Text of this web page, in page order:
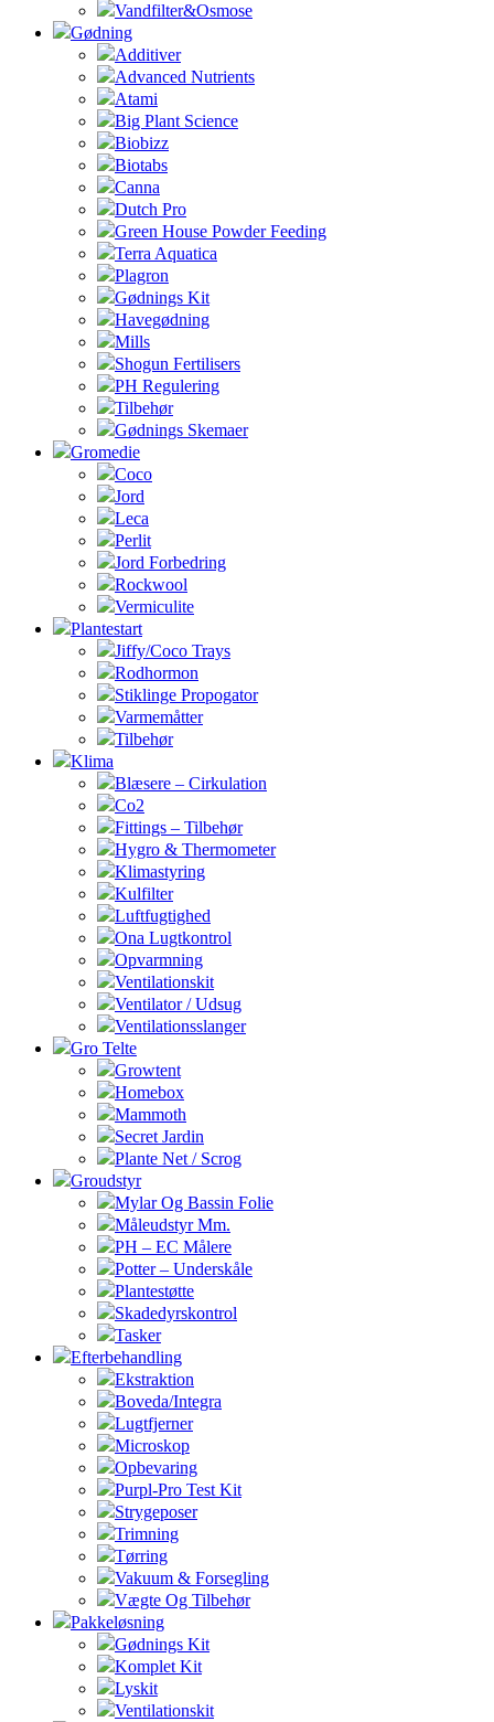
Vandfilter&Osmose
Gødning
Additiver
Advanced Nutrients
Atami
Big Plant Science
Biobizz
Biotabs
Canna
Dutch Pro
Green House Powder Feeding
Terra Aquatica
Plagron
Gødnings Kit
Havegødning
Mills
Shogun Fertilisers
PH Regulering
Tilbehør
Gødnings Skemaer
Gromedie
Coco
Jord
Leca
Perlit
Jord Forbedring
Rockwool
Vermiculite
Plantestart
Jiffy/Coco Trays
Rodhormon
Stiklinge Propogator
Varmemåtter
Tilbehør
Klima
Blæsere – Cirkulation
Co2
Fittings – Tilbehør
Hygro & Thermometer
Klimastyring
Kulfilter
Luftfugtighed
Ona Lugtkontrol
Opvarmning
Ventilationskit
Ventilator / Udsug
Ventilationsslanger
Gro Telte
Growtent
Homebox
Mammoth
Secret Jardin
Plante Net / Scrog
Groudstyr
Mylar Og Bassin Folie
Måleudstyr Mm.
PH – EC Målere
Potter – Underskåle
Plantestøtte
Skadedyrskontrol
Tasker
Efterbehandling
Ekstraktion
Boveda/Integra
Lugtfjerner
Microskop
Opbevaring
Purpl-Pro Test Kit
Strygeposer
Trimning
Tørring
Vakuum & Forsegling
Vægte Og Tilbehør
Pakkeløsning
Gødnings Kit
Komplet Kit
Lyskit
Ventilationskit